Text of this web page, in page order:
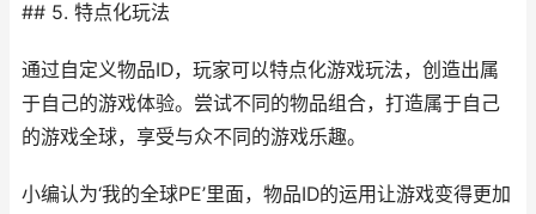
## 5. 特点化玩法
通过自定义物品ID，玩家可以特点化游戏玩法，创造出属
于自己的游戏体验。尝试不同的物品组合，打造属于自己
的游戏全球，享受与众不同的游戏乐趣。
小编认为‘我的全球PE’里面，物品ID的运用让游戏变得更加